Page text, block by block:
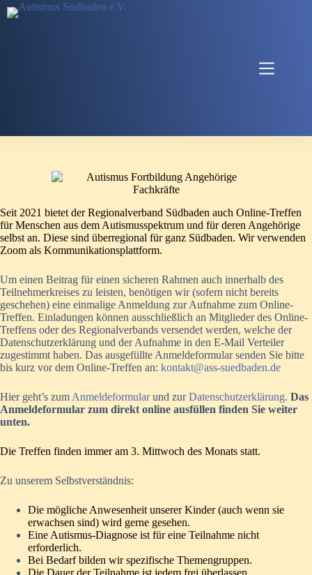
Zum
Inhalt
Seit 2021 bietet der Regionalverband Südbaden auch Online-Treffen
für Menschen aus dem Autismusspektrum und für deren Angehörige
selbst an. Diese sind überregional für ganz Südbaden. Wir verwenden
Zoom als Kommunikationsplattform.
Um einen Beitrag für einen sicheren Rahmen auch innerhalb des
Teilnehmerkreises zu leisten, benötigen wir (sofern nicht bereits
geschehen) eine einmalige Anmeldung zur Aufnahme zum Online-
Treffen. Einladungen können ausschließlich an Mitglieder des Online-
Treffens oder des Regionalverbands versendet werden, welche der
Datenschutzerklärung und der Aufnahme in den E-Mail Verteiler
zugestimmt haben. Das ausgefüllte Anmeldeformular senden Sie bitte
bis kurz vor dem Online-Treffen an: kontakt@ass-suedbaden.de
Hier geht’s zum Anmeldeformularund zurDatenschutzerklärung. Das
Anmeldeformular zum direkt online ausfüllen finden Sie weiter
unten.
Die Treffen finden immer am 3. Mittwoch des Monats statt.
Zu unserem Selbstverständnis:
Die mögliche Anwesenheit unserer Kinder (auch wenn sie
erwachsen sind) wird gerne gesehen.
Eine Autismus-Diagnose ist für eine Teilnahme nicht
erforderlich.
Bei Bedarf bilden wir spezifische Themengruppen.
Die Dauer der Teilnahme ist jedem frei überlassen.